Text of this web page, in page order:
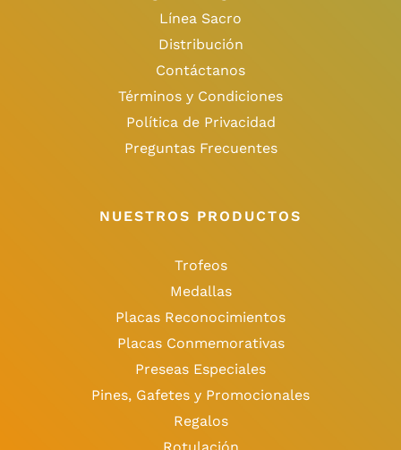
Línea Sacro
Distribución
Contáctanos
Términos y Condiciones
Política de Privacidad
Preguntas Frecuentes
NUESTROS PRODUCTOS
Trofeos
Medallas
Placas Reconocimientos
Placas Conmemorativas
Preseas Especiales
Pines, Gafetes y Promocionales
Regalos